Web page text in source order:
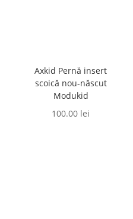
Axkid Pernă insert
scoică nou-născut
Modukid
100.00 lei